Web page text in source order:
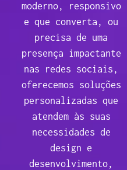
moderno, responsivo
e que converta, ou
precisa de uma
presença impactante
nas redes sociais,
oferecemos soluções
personalizadas que
atendem às suas
necessidades de
design e
desenvolvimento,